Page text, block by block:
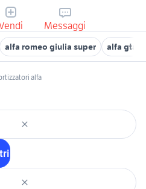
Messaggi
alfa romeo giulia super alfa
alfa